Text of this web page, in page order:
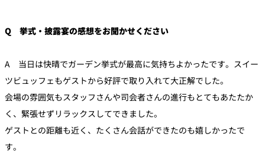
Q 挙式・披露宴の感想をお聞かせください
A 当日は快晴でガーデン挙式が最高に気持ちよかったです。スイー
ツビュッフェもゲストから好評で取り入れて大正解でした。
会場の雰囲気もスタッフさんや司会者さんの進行もとてもあたたか
く、緊張せずリラックスしてできました。
ゲストとの距離も近く、たくさん会話ができたのも嬉しかったで
す。